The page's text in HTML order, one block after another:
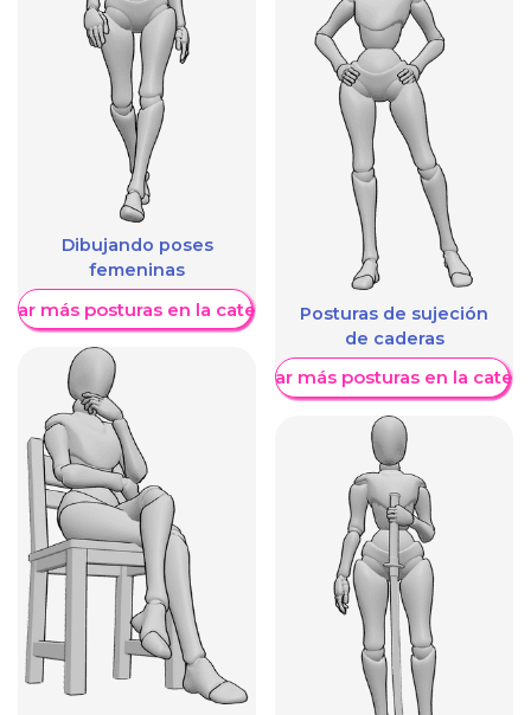
Dibujando poses
femeninas
más posturas en la categoríaPosturas de sujeción
de caderas
Mostrar más posturas en la